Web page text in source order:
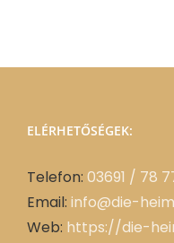
ELÉRHETŐSÉGEK:
Telefon: 03691 / 78
Email: info@die-
Web: https://die-